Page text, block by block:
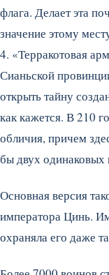
флага. Делает эта
значение этому
4. «Терракотовая
Сианьской
открыть тайну
как кажется. В 210
обличия, причем
бы двух одинаковых
Основная версия
императора Цинь.
охраняла его даже